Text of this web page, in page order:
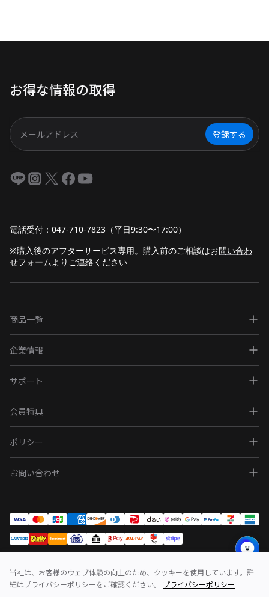
当社は、お客様のウェブ体験の向上のため、クッキーを使用しています。詳
細はプライバシーポリシーをご確認ください。 プライバシーポリシー
チ操作、介護機器を止めないUPS
から停電時の備えまで、シニア世
力を詳しく紹介します。
お得な情報の取得
登録する
電話受付：047-710-7823（平日9:30〜17:00）
※購入後のアフターサービス専用。購入前のご相談はお問い合わ
せフォーム よりご連絡ください
商品一覧
企業情報
サポート
会員特典
ポリシー
お問い合わせ
問い合わせ 利用規約 ポリシー